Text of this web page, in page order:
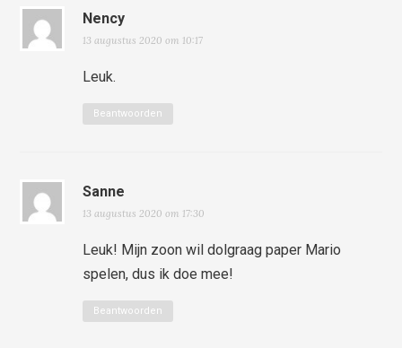
Nency
13 augustus 2020 om 10:17
Leuk.
Beantwoorden
Sanne
13 augustus 2020 om 17:30
Leuk! Mijn zoon wil dolgraag paper Mario
spelen, dus ik doe mee!
Beantwoorden